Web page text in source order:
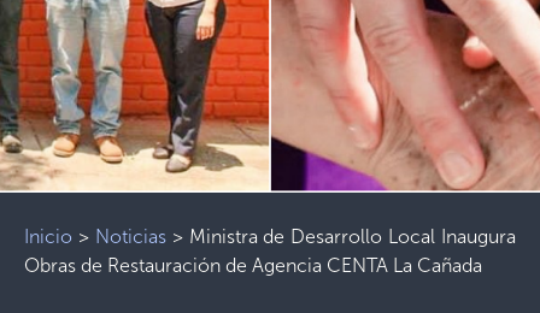
Inicio > Noticias> Ministra de Desarrollo Local Inaugura
Obras de Restauración de Agencia CENTA La Cañada